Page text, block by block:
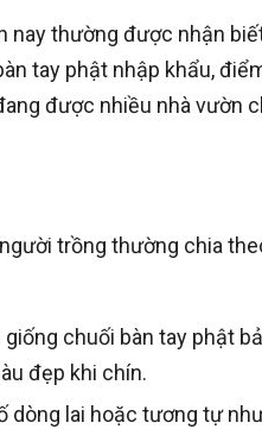
nay thường được nhận
tay phật nhập khẩu,
được nhiều nhà vườn
trồng thường chia
chuối bàn tay phật
đẹp khi chín.
dòng lai hoặc tương tự